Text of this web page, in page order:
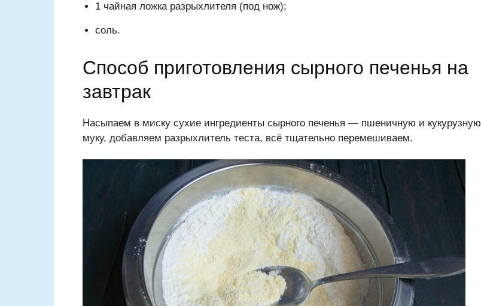
1 чайная ложка разрыхлителя (под нож);
соль.
Способ приготовления cырного печенья на
завтрак
Насыпаем в миску сухие ингредиенты сырного печенья — пшеничную и кукурузную
муку, добавляем разрыхлитель теста, всё тщательно перемешиваем.